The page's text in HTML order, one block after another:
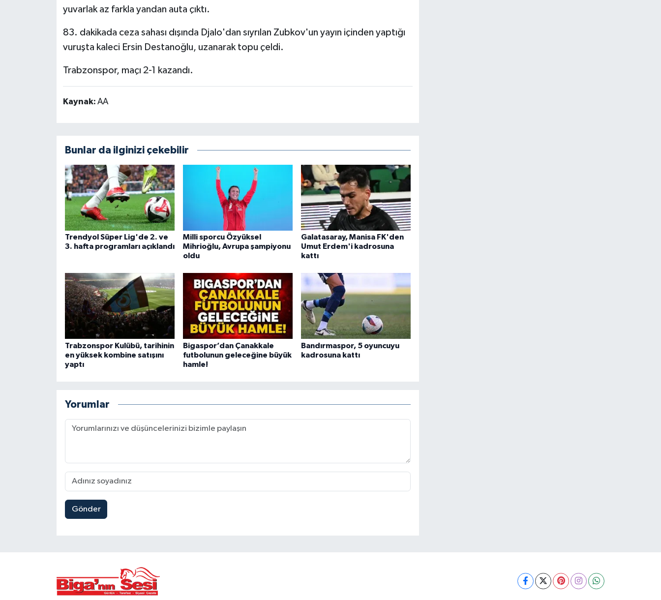
yuvarlak az farkla yandan auta çıktı.
83. dakikada ceza sahası dışında Djalo'dan sıyrılan Zubkov'un yayın içinden yaptığı
vuruşta kaleci Ersin Destanoğlu, uzanarak topu çeldi.
Trabzonspor, maçı 2-1 kazandı.
Kaynak: AA
Bunlar da ilginizi çekebilir
Trendyol Süper Lig'de 2. ve
3. hafta programları açıklandı
Milli sporcu Özyüksel
Mihrioğlu, Avrupa şampiyonu
oldu
Galatasaray, Manisa FK'den
Umut Erdem'i kadrosuna
kattı
Trabzonspor Kulübü, tarihinin
en yüksek kombine satışını
yaptı
Bigaspor’dan Çanakkale
futbolunun geleceğine büyük
hamle!
Bandırmaspor, 5 oyuncuyu
kadrosuna kattı
Yorumlar
Gönder